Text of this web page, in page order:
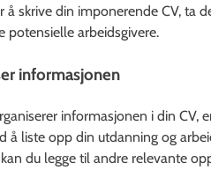
å skrive din imponerende CV, ta
potensielle arbeidsgivere.
informasjonen
informasjonen i din CV,
å liste opp din utdanning og
du legge til andre relevante